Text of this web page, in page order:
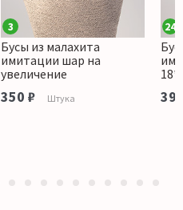
3
Бусы из малахита
имитации шар на
увеличение
350 ₽ Штука
24